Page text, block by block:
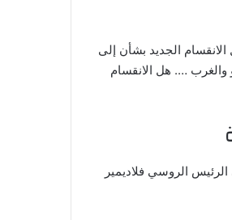
الجديد بشأن إلى
…. هل الانقسام
الرئيس الروسي فلاديمير